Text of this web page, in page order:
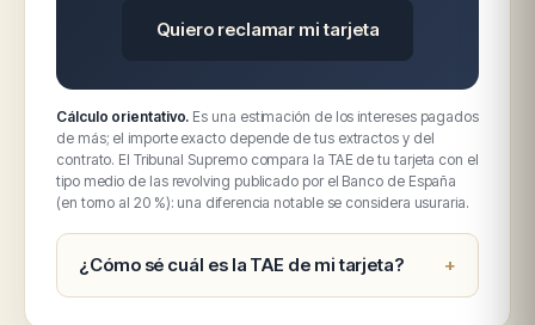
Quiero reclamar mi tarjeta
Cálculo orientativo. Es una estimación de los intereses pagados
de más; el importe exacto depende de tus extractos y del
contrato. El Tribunal Supremo compara la TAE de tu tarjeta con el
tipo medio de las revolving publicado por el Banco de España
(en torno al 20 %): una diferencia notable se considera usuraria.
¿Cómo sé cuál es la TAE de mi tarjeta?